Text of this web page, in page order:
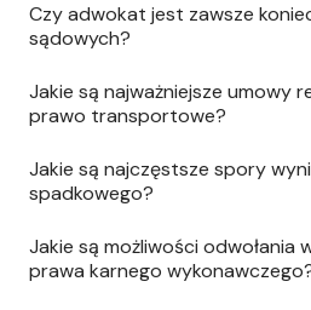
Czy adwokat jest zawsze
sądowych?
Jakie są najważniejsze umowy
prawo transportowe?
Jakie są najczęstsze spory
spadkowego?
Jakie są możliwości odwołania
prawa karnego